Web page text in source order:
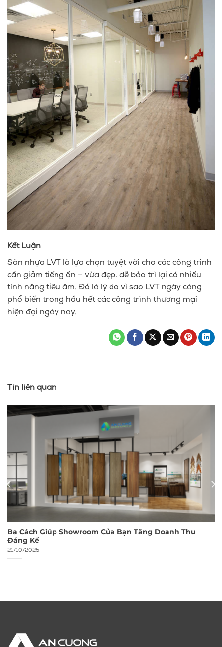
Kết Luận
Sàn nhựa LVT là lựa chọn tuyệt vời cho các công trình
cần giảm tiếng ồn – vừa đẹp, dễ bảo trì lại có nhiều
tính năng tiêu âm. Đó là lý do vì sao LVT ngày càng
phổ biến trong hầu hết các công trình thương mại
hiện đại ngày nay.
Tin liên quan
Ba Cách Giúp Showroom Của Bạn Tăng Doanh Thu
Đáng Kể
21/10/2025